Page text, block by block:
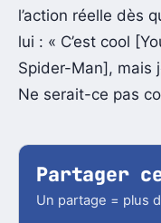
l’action réelle dès
lui : « C’est cool
Spider-Man], mais
Ne serait-ce pas
Partager
Un partage = plus